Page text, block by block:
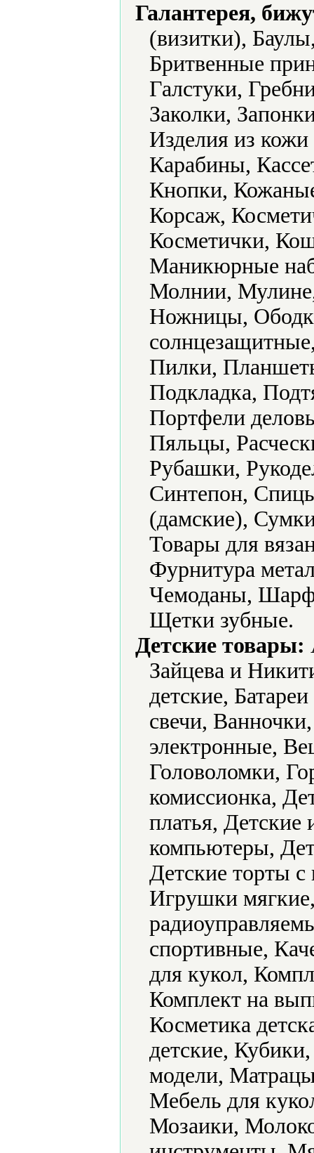
Галантерея,
(визитки),
Бритвенные
Галстуки,
Заколки,
Изделия из
Карабины,
Кнопки,
Корсаж,
Косметички,
Маникюрные
Молнии,
Ножницы,
Пилки,
Подкладка,
Портфели
Пяльцы,
Рубашки,
Синтепон,
(дамские),
Товары для
Фурнитура
Чемоданы,
Щетки зубные.
Детские товары:
Зайцева и
детские,
свечи,
электронные,
Головоломки,
комиссионка,
платья,
компьютеры,
Детские торты
Игрушки
спортивные,
для кукол,
Комплект на
Косметика
детские,
модели,
Мебель для
Мозаики,